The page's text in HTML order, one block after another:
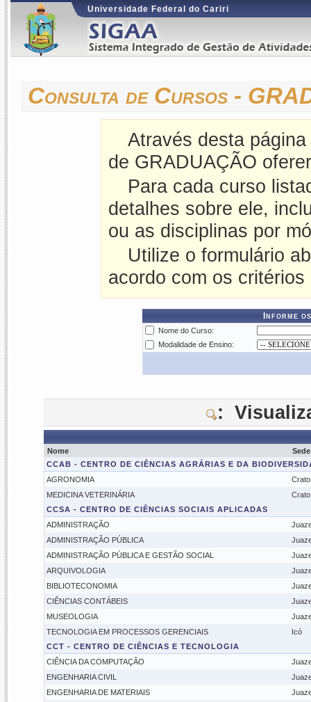
Universidade Federal do Cariri
Consulta de Cursos -
Através desta
de GRADUAÇÃO
Para cada curso
detalhes sobre ele,
ou as disciplinas por
Utilize o formulário
acordo com os
Informe
Nome do Curso:
Modalidade de Ensino:
:
Nome
Sede
CCAB - CENTRO DE CIÊNCIAS AGRÁRIAS E DA
AGRONOMIA
Crato
MEDICINA VETERINÁRIA
Crato
CCSA - CENTRO DE CIÊNCIAS SOCIAIS APLICADAS
ADMINISTRAÇÃO
ADMINISTRAÇÃO PÚBLICA
ADMINISTRAÇÃO PÚBLICA E GESTÃO SOCIAL
ARQUIVOLOGIA
BIBLIOTECONOMIA
CIÊNCIAS CONTÁBEIS
MUSEOLOGIA
TECNOLOGIA EM PROCESSOS GERENCIAIS
Icó
CCT - CENTRO DE CIÊNCIAS E TECNOLOGIA
CIÊNCIA DA COMPUTAÇÃO
ENGENHARIA CIVIL
ENGENHARIA DE MATERIAIS